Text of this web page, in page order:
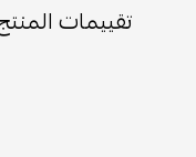
تقييمات